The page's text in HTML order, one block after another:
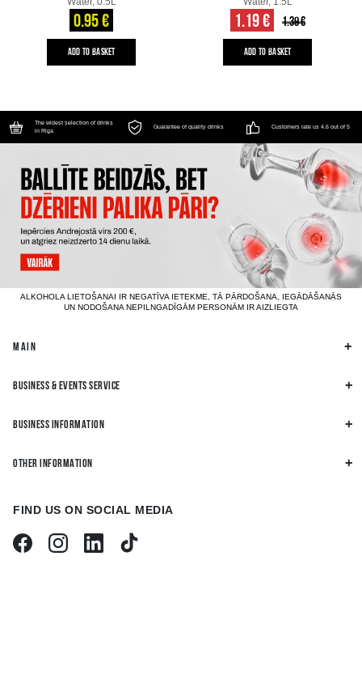
0.95 €
ADD TO BASKET
1.19 € 1.39 €
ADD TO BASKET
The widest selection of drinks
in Riga
Guarantee of quality drinks Customers rate us 4.6 out of 5
ALKOHOLA LIETOŠANAI IR NEGATĪVA IETEKME, TĀ PĀRDOŠANA, IEGĀDĀŠANĀS
UN NODOŠANA NEPILNGADĪGĀM PERSONĀM IR AIZLIEGTA
MAIN
BUSINESS & EVENTS SERVICE
BUSINESS INFORMATION
OTHER INFORMATION
FIND US ON SOCIAL MEDIA